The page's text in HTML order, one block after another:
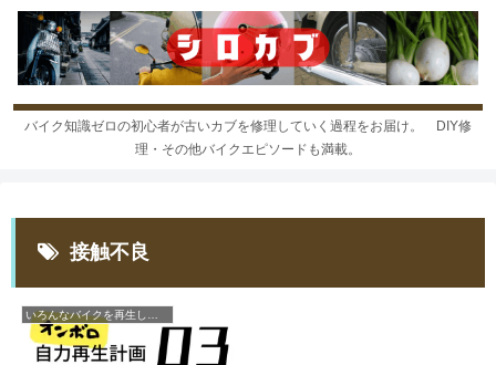
バイク知識ゼロの初心者が古いカブを修理していく過程をお届け。 DIY修
理・その他バイクエピソードも満載。
接触不良
いろんなバイクを再生しよう